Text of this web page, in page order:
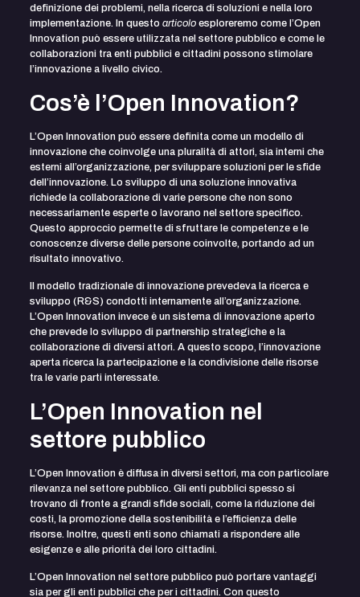
definizione dei problemi, nella ricerca di soluzioni e nella loro
implementazione. In questo articoloesploreremo come l’Open
Innovation può essere utilizzata nel settore pubblico e come le
collaborazioni tra enti pubblici e cittadini possono stimolare
l’innovazione a livello civico.
Cos’è l’Open Innovation?
L’Open Innovation può essere definita come un modello di
innovazione che coinvolge una pluralità di attori, sia interni che
esterni all’organizzazione, per sviluppare soluzioni per le sfide
dell’innovazione. Lo sviluppo di una soluzione innovativa
richiede la collaborazione di varie persone che non sono
necessariamente esperte o lavorano nel settore specifico.
Questo approccio permette di sfruttare le competenze e le
conoscenze diverse delle persone coinvolte, portando ad un
risultato innovativo.
Il modello tradizionale di innovazione prevedeva la ricerca e
sviluppo (R&S) condotti internamente all’organizzazione.
L’Open Innovation invece è un sistema di innovazione aperto
che prevede lo sviluppo di partnership strategiche e la
collaborazione di diversi attori. A questo scopo, l’innovazione
aperta ricerca la partecipazione e la condivisione delle risorse
tra le varie parti interessate.
L’Open Innovation nel
settore pubblico
L’Open Innovation è diffusa in diversi settori, ma con particolare
rilevanza nel settore pubblico. Gli enti pubblici spesso si
trovano di fronte a grandi sfide sociali, come la riduzione dei
costi, la promozione della sostenibilità e l’efficienza delle
risorse. Inoltre, questi enti sono chiamati a rispondere alle
esigenze e alle priorità dei loro cittadini.
L’Open Innovation nel settore pubblico può portare vantaggi
sia per gli enti pubblici che per i cittadini. Con questo